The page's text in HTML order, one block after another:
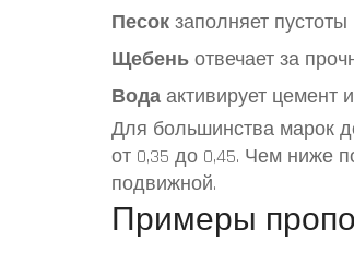
Песок заполняет
Щебень отвечает за
Вода активирует цемент
Для большинства марок
от 0,35 до 0,45. Чем ниже
подвижной.
Примеры